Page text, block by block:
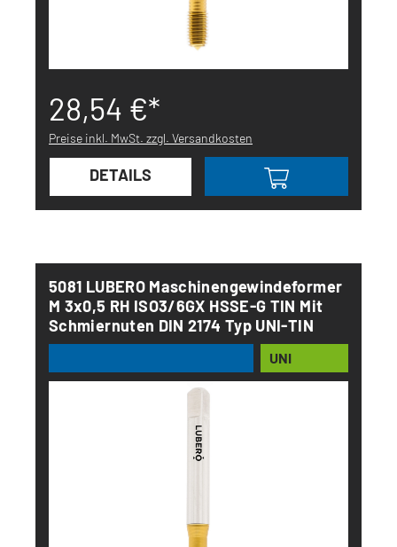
28,54 €*
Preise inkl. MwSt. zzgl. Versandkosten
DETAILS
5081 LUBERO Maschinengewindeformer
M 3x0,5 RH ISO3/6GX HSSE-G TIN Mit
Schmiernuten DIN 2174 Typ UNI-TIN
UNI